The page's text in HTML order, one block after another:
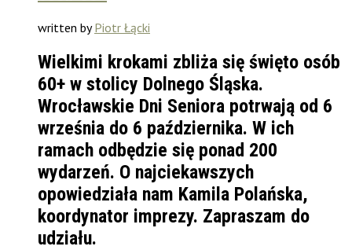
written byPiotr Łącki
Wielkimi krokami zbliża się święto osób
60+ w stolicy Dolnego Śląska.
Wrocławskie Dni Seniora potrwają od 6
września do 6 października. W ich
ramach odbędzie się ponad 200
wydarzeń. O najciekawszych
opowiedziała nam Kamila Polańska,
koordynator imprezy. Zapraszam do
udziału.